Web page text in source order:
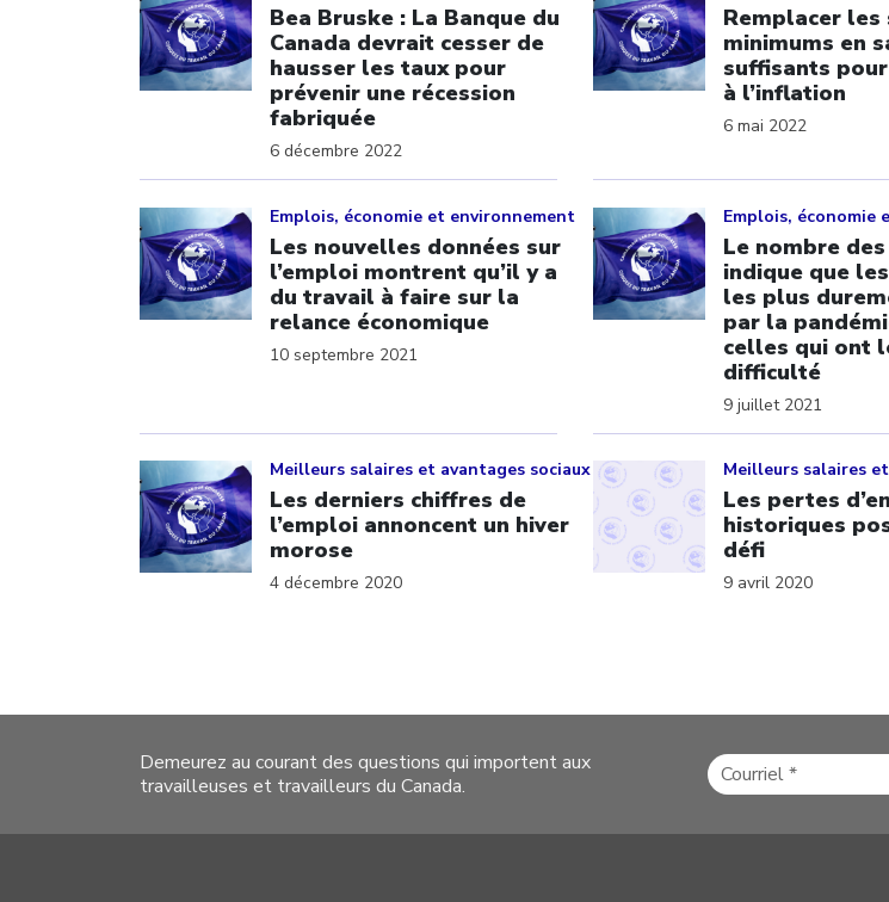
Bea Bruske : La Banque du
Canada devrait cesser de
hausser les taux pour
prévenir une récession
fabriquée
6 décembre 2022
Remplacer les
minimums en
suffisants
à l’inflation
6 mai 2022
Emplois, économie et environnement
Les nouvelles données sur
l’emploi montrent qu’il y a
du travail à faire sur la
relance économique
10 septembre 2021
Emplois, économie
Le nombre
indique que
les plus
par la
celles qui ont
difficulté
9 juillet 2021
Meilleurs salaires et avantages sociaux
Les derniers chiffres de
l’emploi annoncent un hiver
morose
4 décembre 2020
Meilleurs salaires
Les pertes
historiques
défi
9 avril 2020
Demeurez au courant des questions qui importent aux
travailleuses et travailleurs du Canada.